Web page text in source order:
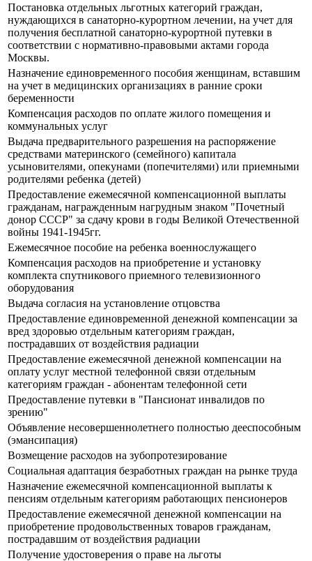
Постановка отдельных льготных категорий граждан,
нуждающихся в санаторно-курортном лечении, на учет для
получения бесплатной санаторно-курортной путевки в
соответствии с нормативно-правовыми актами города
Москвы.
Назначение единовременного пособия женщинам, вставшим
на учет в медицинских организациях в ранние сроки
беременности
Компенсация расходов по оплате жилого помещения и
коммунальных услуг
Выдача предварительного разрешения на распоряжение
средствами материнского (семейного) капитала
усыновителями, опекунами (попечителями) или приемными
родителями ребенка (детей)
Предоставление ежемесячной компенсационной выплаты
гражданам, награжденным нагрудным знаком "Почетный
донор СССР" за сдачу крови в годы Великой Отечественной
войны 1941-1945гг.
Ежемесячное пособие на ребенка военнослужащего
Компенсация расходов на приобретение и установку
комплекта спутникового приемного телевизионного
оборудования
Выдача согласия на установление отцовства
Предоставление единовременной денежной компенсации за
вред здоровью отдельным категориям граждан,
пострадавших от воздействия радиации
Предоставление ежемесячной денежной компенсации на
оплату услуг местной телефонной связи отдельным
категориям граждан - абонентам телефонной сети
Предоставление путевки в "Пансионат инвалидов по
зрению"
Объявление несовершеннолетнего полностью дееспособным
(эмансипация)
Возмещение расходов на зубопротезирование
Социальная адаптация безработных граждан на рынке труда
Назначение ежемесячной компенсационной выплаты к
пенсиям отдельным категориям работающих пенсионеров
Предоставление ежемесячной денежной компенсации на
приобретение продовольственных товаров гражданам,
пострадавшим от воздействия радиации
Получение удостоверения о праве на льготы